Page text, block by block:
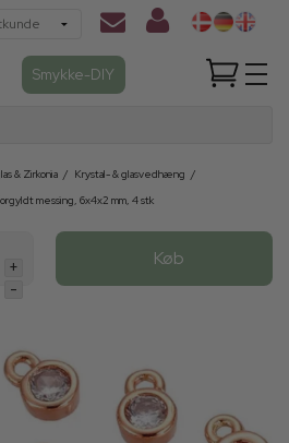
Smykke-DIY
& Zirkonia / Krystal- & glasvedhæng /
messing, 6x4x2 mm, 4 stk
+
-
Køb